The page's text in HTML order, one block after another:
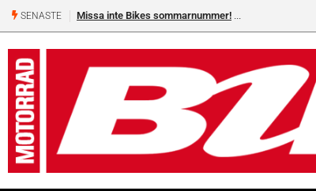
SENASTE Missa inte Bikes sommarnummer!